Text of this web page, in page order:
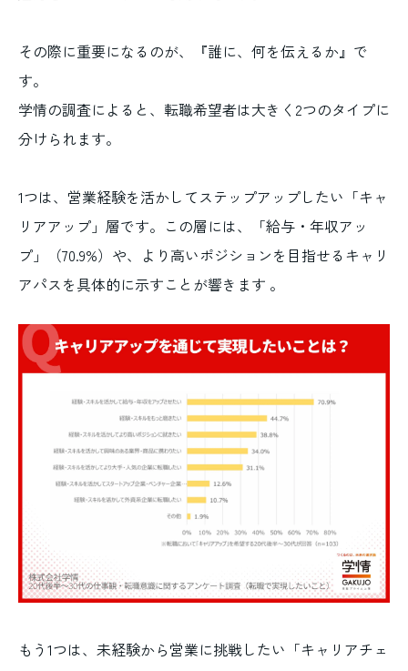
その際に重要になるのが、『誰に、何を伝えるか』で
す。
学情の調査によると、転職希望者は大きく2つのタイプに
分けられます。
1つは、営業経験を活かしてステップアップしたい「キャ
リアアップ」層です。この層には、「給与・年収アッ
プ」（70.9%）や、より高いポジションを目指せるキャリ
アパスを具体的に示すことが響きます 。
もう1つは、未経験から営業に挑戦したい「キャリアチェ